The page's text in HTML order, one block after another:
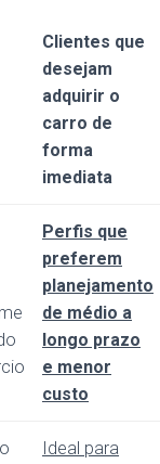
Clientes que
desejam
adquirir o
carro de
forma
imediata
Perfis que
preferem
planejamento
de médio a
longo prazo
e menor
custo
Ideal para